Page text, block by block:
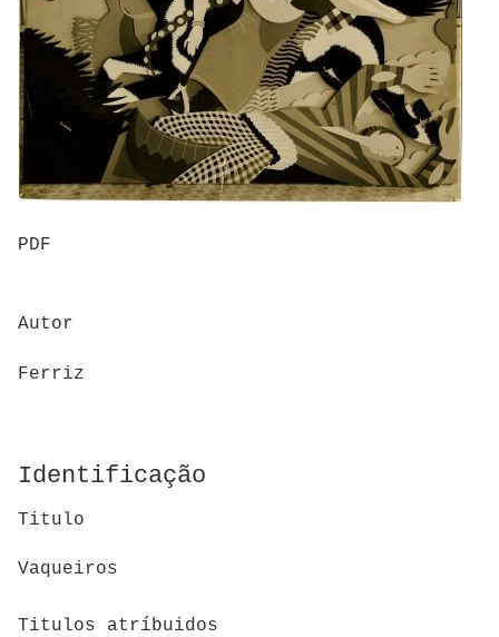
PDF
Autor
Ferriz
Identificação
Titulo
Vaqueiros
Titulos atríbuidos